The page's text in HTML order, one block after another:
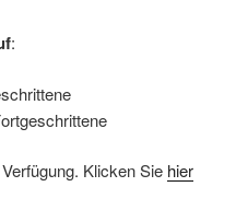
:
Klicken Sie hier